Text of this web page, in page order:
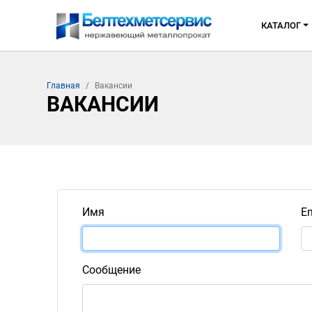
КАТАЛОГ
Главная Вакансии
ВАКАНСИИ
Имя
Сообщение